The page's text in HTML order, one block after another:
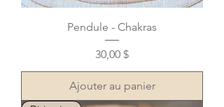
Pendule - Chakras
Prix
30,00 $
Ajouter au panier